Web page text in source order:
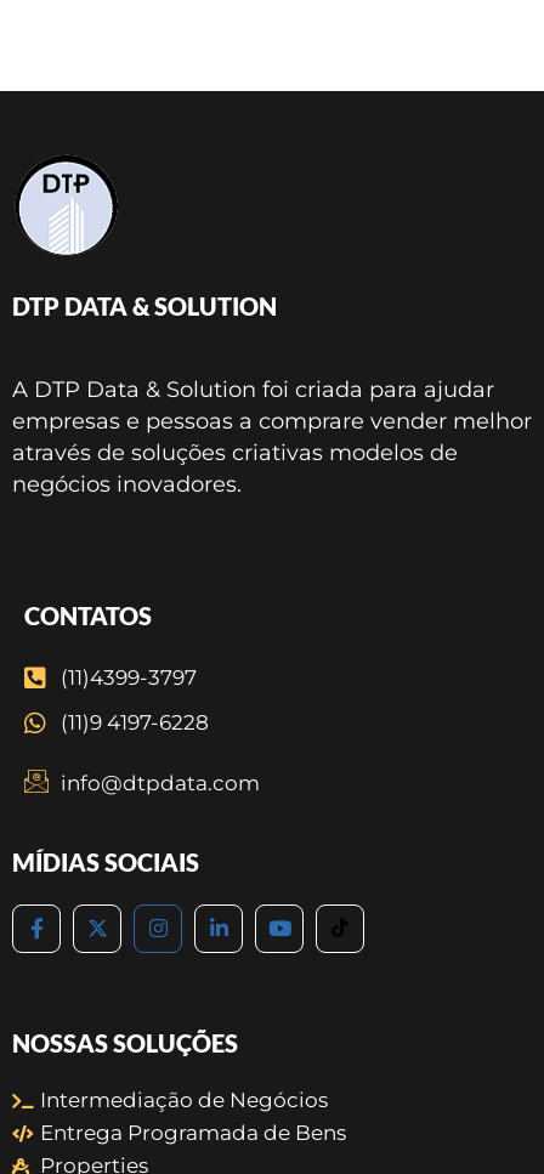
DTP DATA & SOLUTION
A DTP Data & Solution foi criada para ajudar
empresas e pessoas a comprare vender melhor
através de soluções criativas modelos de
negócios inovadores.
CONTATOS
(11)4399-3797
(11)9 4197-6228
info@dtpdata.com
MÍDIAS SOCIAIS
NOSSAS SOLUÇÕES
Intermediação de Negócios
Entrega Programada de Bens
Properties